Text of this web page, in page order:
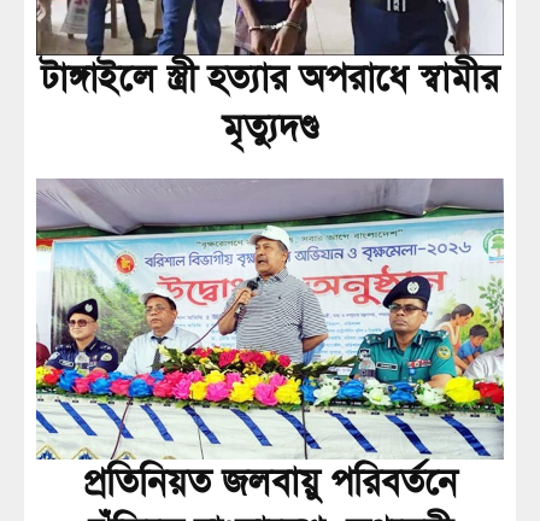
টাঙ্গাইলে স্ত্রী হত্যার অপরাধে স্বামীর
মৃত্যুদণ্ড
প্রতিনিয়ত জলবায়ু পরিবর্তনে